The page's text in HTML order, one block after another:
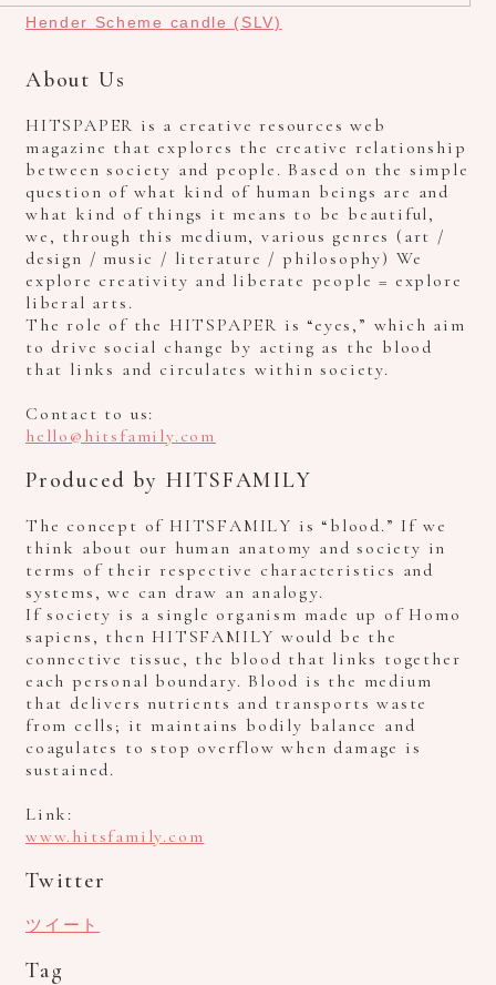
Hender Scheme candle (SLV)
About Us
HITSPAPER is a creative resources web
magazine that explores the creative relationship
between society and people. Based on the simple
question of what kind of human beings are and
what kind of things it means to be beautiful,
we, through this medium, various genres (art /
design / music / literature / philosophy) We
explore creativity and liberate people = explore
liberal arts.
The role of the HITSPAPER is “eyes,” which aim
to drive social change by acting as the blood
that links and circulates within society.
Contact to us:
hello@hitsfamily.com
Produced by HITSFAMILY
The concept of HITSFAMILY is “blood.” If we
think about our human anatomy and society in
terms of their respective characteristics and
systems, we can draw an analogy.
If society is a single organism made up of Homo
sapiens, then HITSFAMILY would be the
connective tissue, the blood that links together
each personal boundary. Blood is the medium
that delivers nutrients and transports waste
from cells; it maintains bodily balance and
coagulates to stop overflow when damage is
sustained.
Link:
www.hitsfamily.com
Twitter
ツイート
Tag